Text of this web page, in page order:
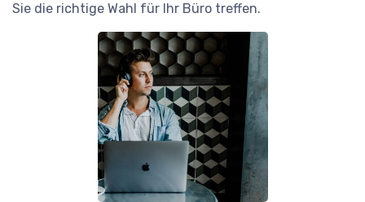
Sie die richtige Wahl für Ihr Büro treffen.